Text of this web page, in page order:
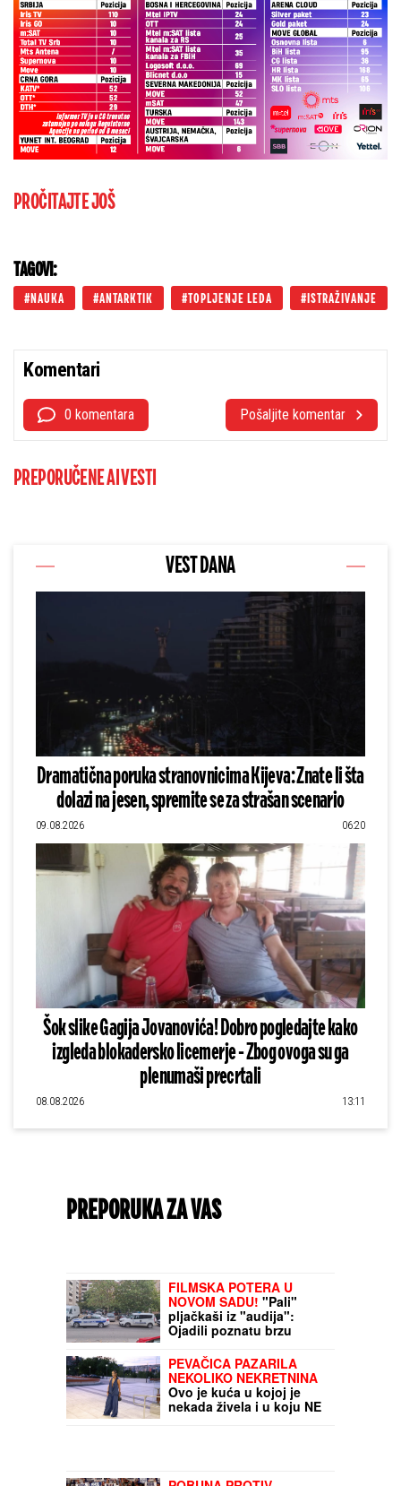
PROČITAJTE JOŠ
TAGOVI:
NAUKA ANTARKTIK TOPLJENJE LEDA ISTRAŽIVANJE
Komentari
0 komentara Pošaljite komentar
PREPORUČENE AI VESTI
VEST DANA
Dramatična poruka stranovnicima Kijeva: Znate li šta
dolazi na jesen, spremite se za strašan scenario
09.08.2026 06:20
Šok slike Gagija Jovanovića! Dobro pogledajte kako
izgleda blokadersko licemerje - Zbog ovoga su ga
plenumaši precrtali
08.08.2026 13:11
PREPORUKA ZA VAS